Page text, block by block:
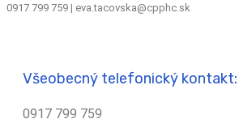
0917 799 759 | eva.tacovska@cpphc.sk
Všeobecný telefonický kontakt:
0917 799 759